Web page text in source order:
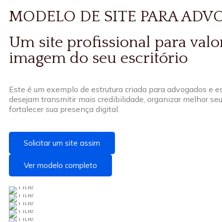
MODELO DE SITE PARA
Um site profissional para
imagem do seu escritório
Este é um exemplo de estrutura criada para advogados e
desejam transmitir mais credibilidade, organizar melhor
fortalecer sua presença digital.
Solicitar um site assim
Ver modelo completo